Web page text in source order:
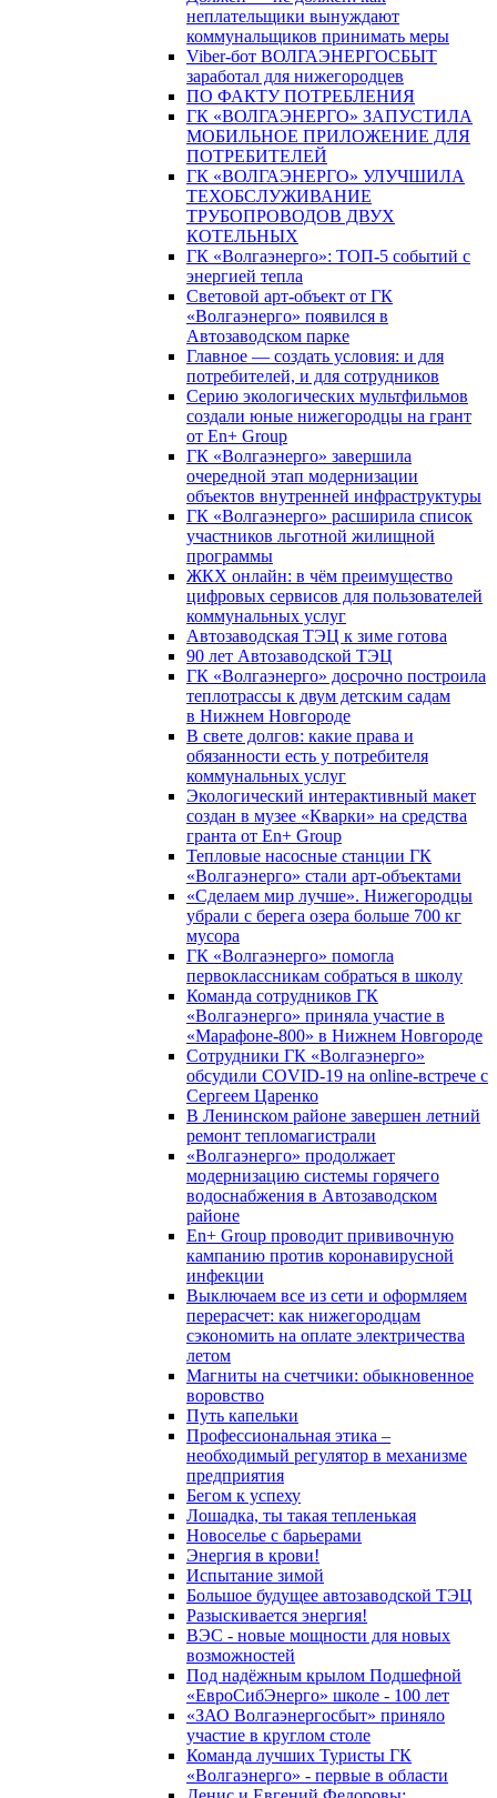
неплательщики вынуждают
коммунальщиков принимать меры
Viber-бот ВОЛГАЭНЕРГОСБЫТ
заработал для нижегородцев
ПО ФАКТУ ПОТРЕБЛЕНИЯ
ГК «ВОЛГАЭНЕРГО» ЗАПУСТИЛА
МОБИЛЬНОЕ ПРИЛОЖЕНИЕ ДЛЯ
ПОТРЕБИТЕЛЕЙ
ГК «ВОЛГАЭНЕРГО» УЛУЧШИЛА
ТЕХОБСЛУЖИВАНИЕ
ТРУБОПРОВОДОВ ДВУХ
КОТЕЛЬНЫХ
ГК «Волгаэнерго»: ТОП-5 событий с
энергией тепла
Световой арт-объект от ГК
«Волгаэнерго» появился в
Автозаводском парке
Главное — создать условия: и для
потребителей, и для сотрудников
Серию экологических мультфильмов
создали юные нижегородцы на грант
от En+ Group
ГК «Волгаэнерго» завершила
очередной этап модернизации
объектов внутренней инфраструктуры
ГК «Волгаэнерго» расширила список
участников льготной жилищной
программы
ЖКХ онлайн: в чём преимущество
цифровых сервисов для пользователей
коммунальных услуг
Автозаводская ТЭЦ к зиме готова
90 лет Автозаводской ТЭЦ
ГК «Волгаэнерго» досрочно построила
теплотрассы к двум детским садам
в Нижнем Новгороде
В свете долгов: какие права и
обязанности есть у потребителя
коммунальных услуг
Экологический интерактивный макет
создан в музее «Кварки» на средства
гранта от En+ Group
Тепловые насосные станции ГК
«Волгаэнерго» стали арт-объектами
«Сделаем мир лучше». Нижегородцы
убрали с берега озера больше 700 кг
мусора
ГК «Волгаэнерго» помогла
первоклассникам собраться в школу
Команда сотрудников ГК
«Волгаэнерго» приняла участие в
«Марафоне-800» в Нижнем Новгороде
Сотрудники ГК «Волгаэнерго»
обсудили COVID-19 на online-встрече с
Сергеем Царенко
В Ленинском районе завершен летний
ремонт тепломагистрали
«Волгаэнерго» продолжает
модернизацию системы горячего
водоснабжения в Автозаводском
районе
En+ Group проводит прививочную
кампанию против коронавирусной
инфекции
Выключаем все из сети и оформляем
перерасчет: как нижегородцам
сэкономить на оплате электричества
летом
Магниты на счетчики: обыкновенное
воровство
Путь капельки
Профессиональная этика –
необходимый регулятор в механизме
предприятия
Бегом к успеху
Лошадка, ты такая тепленькая
Новоселье с барьерами
Энергия в крови!
Испытание зимой
Большое будущее автозаводской ТЭЦ
Разыскивается энергия!
ВЭС - новые мощности для новых
возможностей
Под надёжным крылом Подшефной
«ЕвроСибЭнерго» школе - 100 лет
«ЗАО Волгаэнергосбыт» приняло
участие в круглом столе
Команда лучших Туристы ГК
«Волгаэнерго» - первые в области